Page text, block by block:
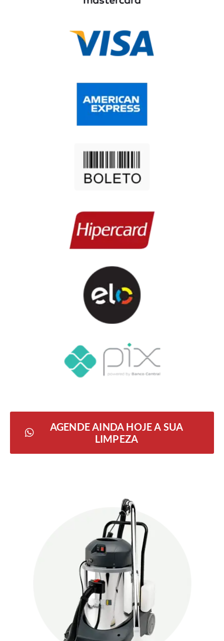
AGENDE AINDA HOJE A SUA
LIMPEZA